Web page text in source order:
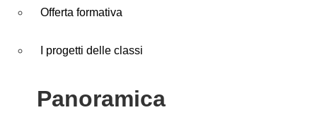
Offerta formativa
I progetti delle classi
panoramica